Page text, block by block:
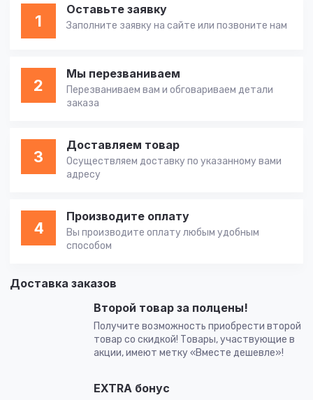
1
Оставьте заявку
Заполните заявку на сайте или позвоните нам
2
Мы перезваниваем
Перезваниваем вам и обговариваем детали
заказа
3
Доставляем товар
Осуществляем доставку по указанному вами
адресу
4
Производите оплату
Вы производите оплату любым удобным
способом
Доставка заказов
Второй товар за полцены!
Получите возможность приобрести второй
товар со скидкой! Товары, участвующие в
акции, имеют метку «Вместе дешевле»!
EXTRA бонус